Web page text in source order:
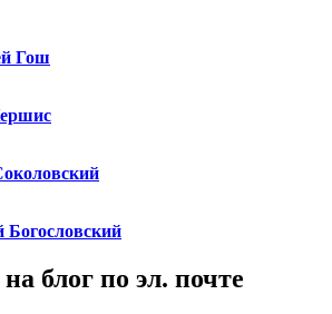
Гош
Богословский
блог по эл. почте